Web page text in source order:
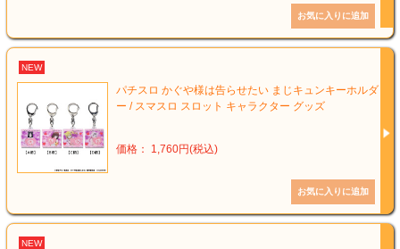
NEW
パチスロ かぐや様は告らせたい まじキュンキーホルダ
ー / スマスロ スロット キャラクター グッズ
価格： 1,760円(税込)
NEW